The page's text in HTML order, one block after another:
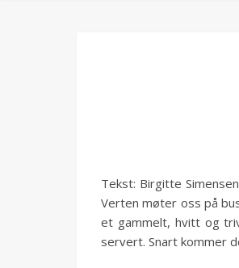
Tekst: Birgitte
Verten møter oss på
et gammelt, hvitt og
servert. Snart kommer